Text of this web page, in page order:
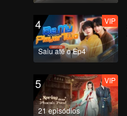
4
Saiu até o Ep4
VIP
5
21 episódios
VIP